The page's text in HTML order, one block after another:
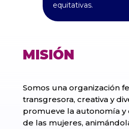
equitativas.
MISIÓN
Somos una organización
transgresora, creativa y
promueve la autonomía
de las mujeres,